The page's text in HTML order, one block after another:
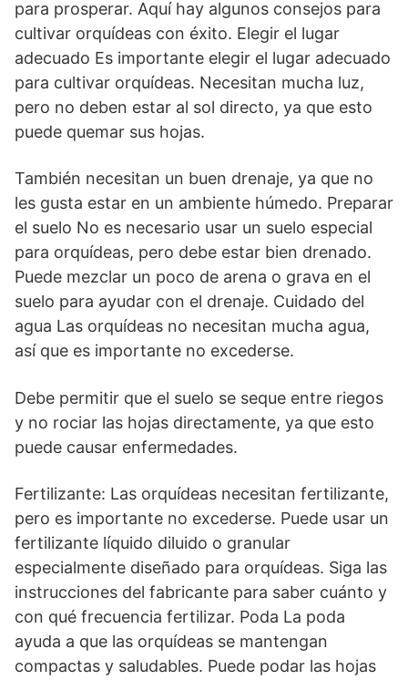
para prosperar. Aquí hay algunos consejos para
cultivar orquídeas con éxito. Elegir el lugar
adecuado Es importante elegir el lugar adecuado
para cultivar orquídeas. Necesitan mucha luz,
pero no deben estar al sol directo, ya que esto
puede quemar sus hojas.
También necesitan un buen drenaje, ya que no
les gusta estar en un ambiente húmedo. Preparar
el suelo No es necesario usar un suelo especial
para orquídeas, pero debe estar bien drenado.
Puede mezclar un poco de arena o grava en el
suelo para ayudar con el drenaje. Cuidado del
agua Las orquídeas no necesitan mucha agua,
así que es importante no excederse.
Debe permitir que el suelo se seque entre riegos
y no rociar las hojas directamente, ya que esto
puede causar enfermedades.
Fertilizante: Las orquídeas necesitan fertilizante,
pero es importante no excederse. Puede usar un
fertilizante líquido diluido o granular
especialmente diseñado para orquídeas. Siga las
instrucciones del fabricante para saber cuánto y
con qué frecuencia fertilizar. Poda La poda
ayuda a que las orquídeas se mantengan
compactas y saludables. Puede podar las hojas